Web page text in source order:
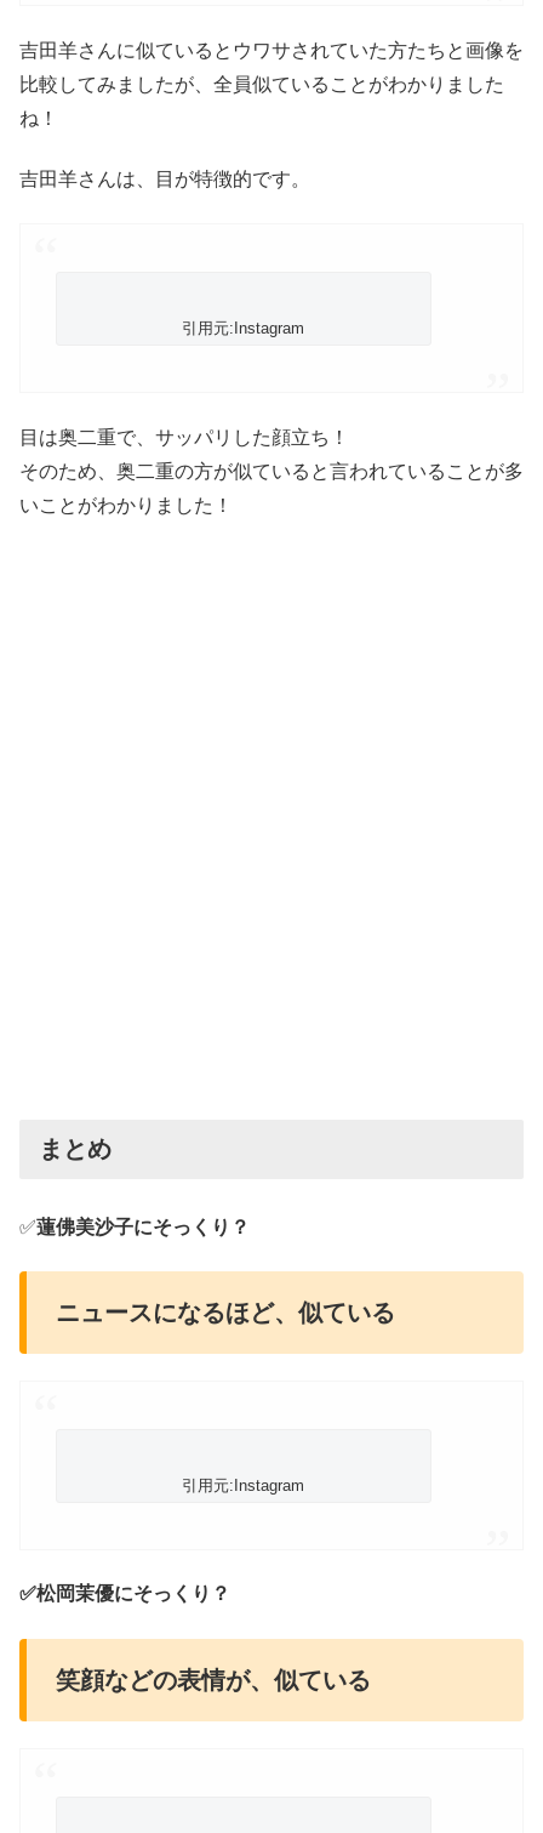
吉田羊さんに似ているとウワサされていた方たちと画像を
比較してみましたが、全員似ていることがわかりました
ね！
吉田羊さんは、目が特徴的です。
引用元:Instagram
目は奥二重で、サッパリした顔立ち！
そのため、奥二重の方が似ていると言われていることが多
いことがわかりました！
まとめ
✅蓮佛美沙子にそっくり？
ニュースになるほど、似ている
引用元:Instagram
✅松岡茉優にそっくり？
笑顔などの表情が、似ている